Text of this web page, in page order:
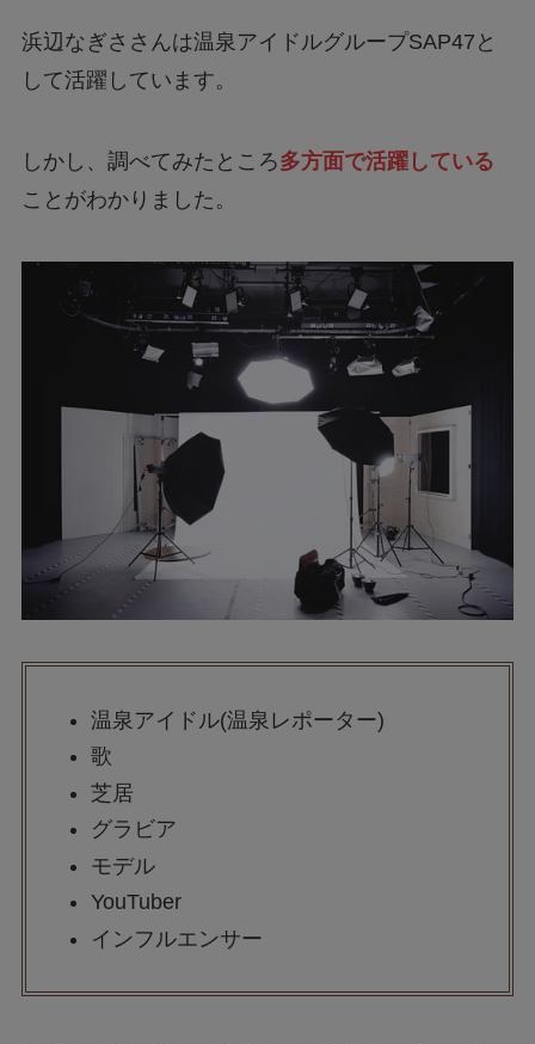
浜辺なぎささんは温泉アイドルグループSAP47と
して活躍しています。
しかし、調べてみたところ多方面で活躍している
ことがわかりました。
温泉アイドル(温泉レポーター)
歌
芝居
グラビア
モデル
YouTuber
インフルエンサー